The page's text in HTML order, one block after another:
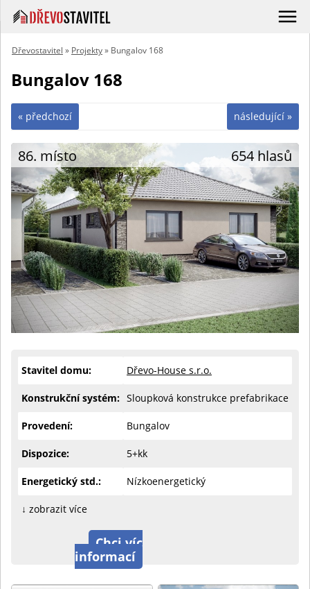
Dřevostavitel » Projekty» Bungalov 168
Bungalov 168
následující »
« předchozí
86. místo 654 hlasů
Stavitel domu: Dřevo-House s.r.o.
Konstrukční systém: Sloupková konstrukce prefabrikace
Provedení: Bungalov
Dispozice: 5+kk
Energetický std.: Nízkoenergetický
↓ zobrazit více
Chci víc
informací